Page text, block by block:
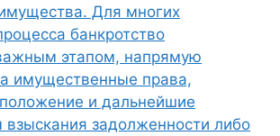
Для многих
банкротство
этапом, напрямую
имущественные права,
и дальнейшие
взыскания задолженности либо